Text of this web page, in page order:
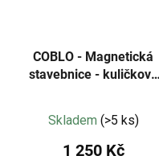
COBLO - Magnetická
stavebnice - kuličková
hodnocení
produktu
Skladem (>5 ks)
1 250 Kč